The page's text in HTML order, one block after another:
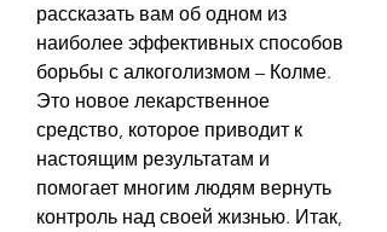
рассказать вам об одном из
наиболее эффективных способов
борьбы с алкоголизмом – Колме.
Это новое лекарственное
средство, которое приводит к
настоящим результатам и
помогает многим людям вернуть
контроль над своей жизнью. Итак,